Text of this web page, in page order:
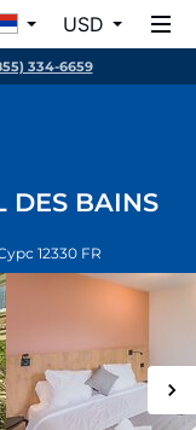
USD
334-6659
DES BAINS
12330 FR